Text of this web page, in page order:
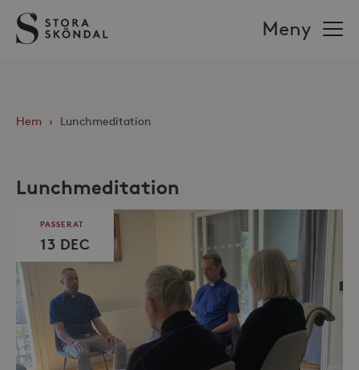
Stora
Sköndal
Meny
Hem › Lunchmeditation
Lunchmeditation
PASSERAT
13 DEC